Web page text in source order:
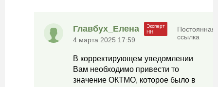
Главбух_Елена
4 марта 2025 17:59
Постоянная
ссылка
В корректирующем уведомлении
Вам необходимо привести то
значение ОКТМО, которое было в